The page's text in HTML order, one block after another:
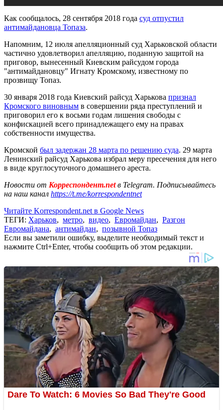
Как сообщалось, 28 сентября 2018 года суд отпустил
антимайдановца Топаза.
Напомним, 12 июля апелляционный суд Харьковской области
частично удовлетворил апелляцию, поданную защитой на
приговор, вынесенный Киевским райсудом города
"антимайдановцу" Игнату Кромскому, известному по
прозвищу Топаз.
30 января 2018 года Киевский райсуд Харькова признал
Кромского виновным в совершении ряда преступлений и
приговорил его к восьми годам лишения свободы с
конфискацией всего принадлежащего ему на правах
собственности имущества.
Кромской был задержан 28 марта по решению суда. 29 марта
Ленинский райсуд Харькова избрал меру пресечения для него
в виде круглосуточного домашнего ареста.
Новости от Корреспондент.netв Telegram. Подписывайтесь
на наш канал https://t.me/korrespondentnet
Читайте Korrespondent.net в Google News
ТЕГИ: Харьков, метро, видео, Евромайдан, Разгон
Евромайдана, антимайдан, позывной Топаз
Если вы заметили ошибку, выделите необходимый текст и
нажмите Ctrl+Enter, чтобы сообщить об этом редакции.